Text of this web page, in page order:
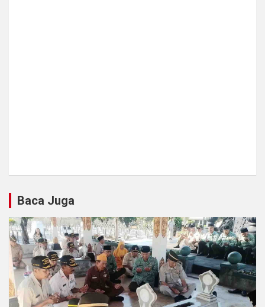
Baca Juga